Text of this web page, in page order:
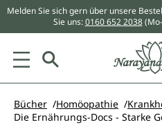
springen
Melden Sie sich gern über unsere
Sie uns:0160 652 2038
Bücher Homöopathie
Die Ernährungs-Docs - Starke